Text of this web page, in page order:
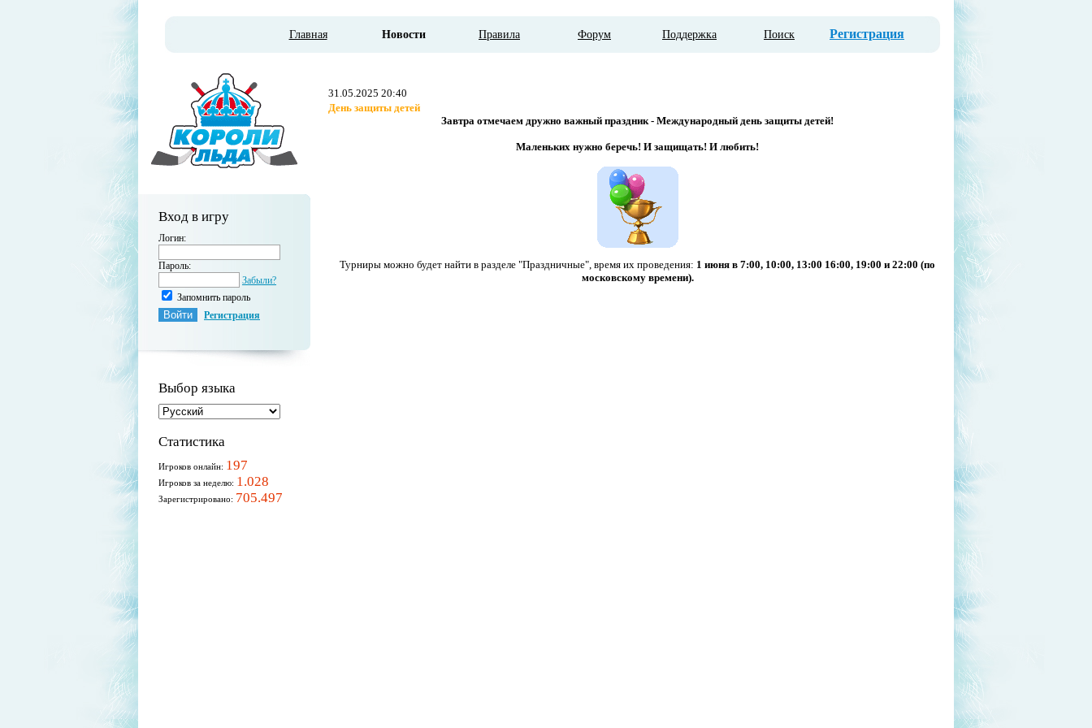
Главная Новости Правила Форум Поддержка Поиск Регистрация
Вход в игру
Логин:
Пароль:
Забыли?
Запомнить пароль
Регистрация
Выбор языка
Статистика
Игроков онлайн: 197
Игроков за неделю: 1.028
Зарегистрировано: 705.497
31.05.2025 20:40
День защиты детей
Завтра отмечаем дружно важный праздник - Международный день защиты детей!
Маленьких нужно беречь! И защищать! И любить!
Турниры можно будет найти в разделе "Праздничные", время их проведения: 1 июня в 7:00, 10:00, 13:00 16:00, 19:00 и 22:00 (по
московскому времени).